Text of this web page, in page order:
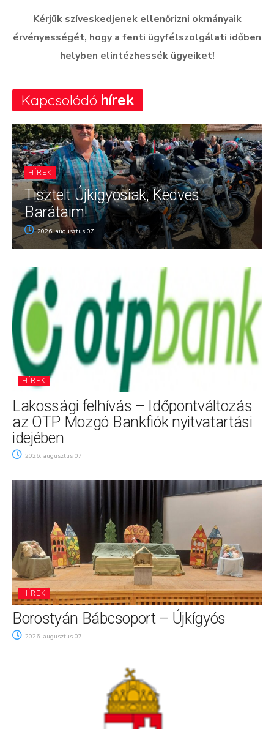
Kérjük szíveskedjenek ellenőrizni okmányaik
érvényességét, hogy a fenti ügyfélszolgálati időben
helyben elintézhessék ügyeiket!
Kapcsolódó hírek
HÍREK
Tisztelt Újkígyósiak, Kedves
Barátaim!
2026. augusztus 07.
HÍREK
Lakossági felhívás – Időpontváltozás
az OTP Mozgó Bankfiók nyitvatartási
idejében
2026. augusztus 07.
HÍREK
Borostyán Bábcsoport – Újkígyós
2026. augusztus 07.